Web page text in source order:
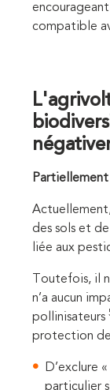
compatible
Partiellement
des sols et
liée aux
Toutefois, il
n’a aucun
pollinisateurs
protection de
D’exclure
particulier